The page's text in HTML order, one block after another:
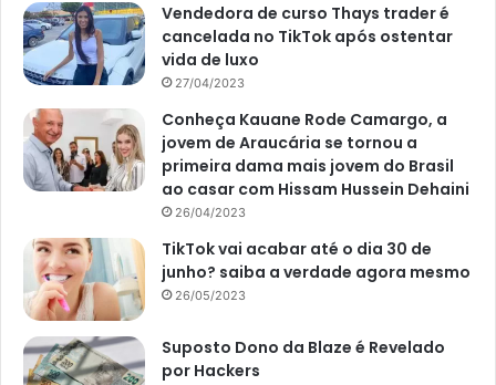
Vendedora de curso Thays trader é
cancelada no TikTok após ostentar
vida de luxo
27/04/2023
Conheça Kauane Rode Camargo, a
jovem de Araucária se tornou a
primeira dama mais jovem do Brasil
ao casar com Hissam Hussein Dehaini
26/04/2023
TikTok vai acabar até o dia 30 de
junho? saiba a verdade agora mesmo
26/05/2023
Suposto Dono da Blaze é Revelado
por Hackers